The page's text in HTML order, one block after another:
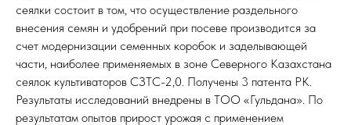
сеялки состоит в том, что осуществление раздельного
внесения семян и удобрений при посеве производится за
счет модернизации семенных коробок и заделывающей
части, наиболее применяемых в зоне Северного Казахстана
сеялок культиваторов СЗТС-2,0. Получены 3 патента РК.
Результаты исследований внедрены в ТОО «Гульдана». По
результатам опытов прирост урожая с применением